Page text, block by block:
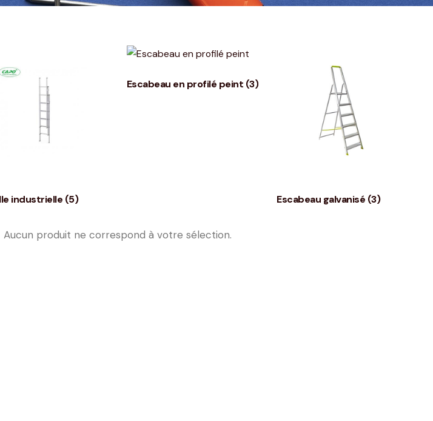
industrielle (5)
Escabeau en profilé peint (3)
Escabeau galvanisé (3)
Aucun produit ne correspond à votre sélection.